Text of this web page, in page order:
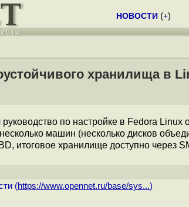
НОВОСТИ (+)
хранилища в
руководство по настройке в Fedora
машин (несколько дисков
итоговое хранилище доступно через
(https://www.opennet.ru/base/sys...)